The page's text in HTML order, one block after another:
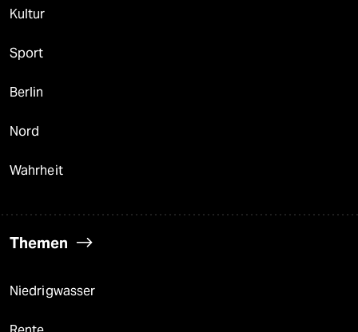
Kultur
Sport
Berlin
Nord
Wahrheit
Themen
Niedrigwasser